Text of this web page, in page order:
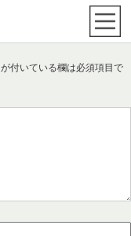
が付いている欄は必須項目で